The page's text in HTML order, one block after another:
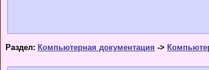
Раздел: Компьютерная документация ->